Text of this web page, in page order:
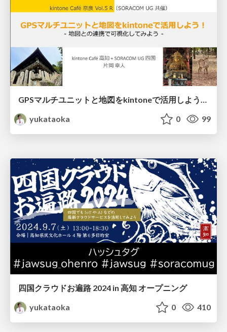
GPSマルチユニットと地図をkintoneで活用しよう！ - 地図との連携で可視化してみよう -
yukataoka
0 99
四国クラウドお遍路 2024 in 高知 オープニング
yukataoka
0 410